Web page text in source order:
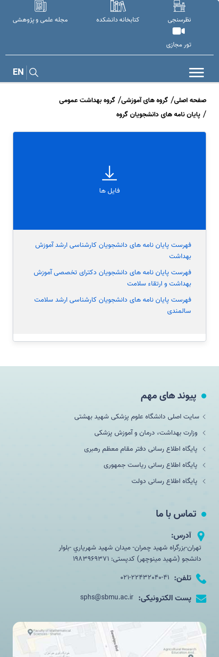
نظرسنجی کتابخانه دانشکده مجله علمی و پژوهشی
تور مجازی
EN
صفحه اصلی گروه های آموزشی گروه بهداشت عمومی
پایان نامه های دانشجویان گروه
فایل ها
فهرست پایان نامه های دانشجویان کارشناسی ارشد آموزش
بهداشت
فهرست پایان نامه های دانشجویان دکترای تخصصی آموزش
بهداشت و ارتقاء سلامت
فهرست پایان نامه های دانشجویان کارشناسی ارشد سلامت
سالمندی
پیوند های مهم
سایت اصلی دانشگاه علوم پزشکی شهید بهشتی
وزارت بهداشت، درمان و آموزش پزشکی
پایگاه اطلاع رسانی دفتر مقام معظم رهبری
پایگاه اطلاع رسانی ریاست جمهوری
پایگاه اطلاع رسانی دولت
تماس با ما
آدرس:
تهران-بزرگراه شهید چمران- ميدان شهيد شهرياري -بلوار
دانشجو (شهید مینوچهر) کدپستی: 1983969371
تلفن: 021-22432040-41
پست الکترونیکی: sphs@sbmu.ac.ir